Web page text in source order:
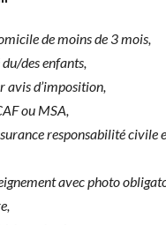
de moins de 3 mois,
des enfants,
avis d’imposition,
ou MSA,
responsabilité civile
avec photo